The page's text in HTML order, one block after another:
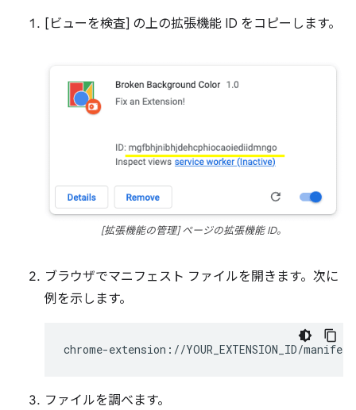
[ビューを検査] の上の拡張機能 ID をコピーします。
[拡張機能の管理] ページの拡張機能 ID。
ブラウザでマニフェスト ファイルを開きます。次に
例を示します。
ファイルを調べます。